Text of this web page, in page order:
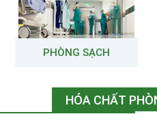
PHÒNG SẠCH
HÓA CHẤT